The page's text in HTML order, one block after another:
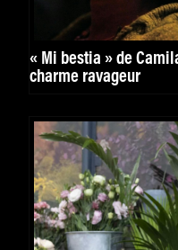
« Mi bestia » de
charme ravageur